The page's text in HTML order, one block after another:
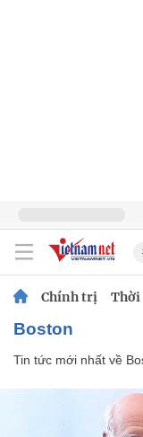
Chính trị Thời
Boston
Tin tức mới nhất về